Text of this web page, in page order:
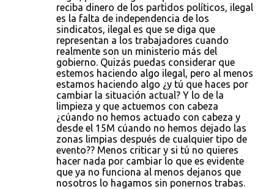
reciba dinero de los partidos políticos, ilegal
es la falta de independencia de los
sindicatos, ilegal es que se diga que
representan a los trabajadores cuando
realmente son un ministerio más del
gobierno. Quizás puedas considerar que
estemos haciendo algo ilegal, pero al menos
estamos haciendo algo ¿y tú que haces por
cambiar la situación actual? Y lo de la
limpieza y que actuemos con cabeza
¿cúando no hemos actuado con cabeza y
desde el 15M cúando no hemos dejado las
zonas limpias después de cualquier tipo de
evento?? Menos criticar y si tú no quieres
hacer nada por cambiar lo que es evidente
que ya no funciona al menos dejanos que
nosotros lo hagamos sin ponernos trabas.